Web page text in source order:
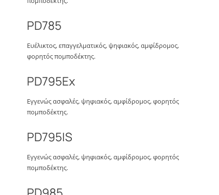
PD785
Ευέλικτος, επαγγελματικός, ψηφιακός, αμφίδρομος,
φορητός πομποδέκτης.
PD795Ex
Εγγενώς ασφαλές, ψηφιακός, αμφίδρομος, φορητός
πομποδέκτης.
PD795IS
Εγγενώς ασφαλές, ψηφιακός, αμφίδρομος, φορητός
πομποδέκτης.